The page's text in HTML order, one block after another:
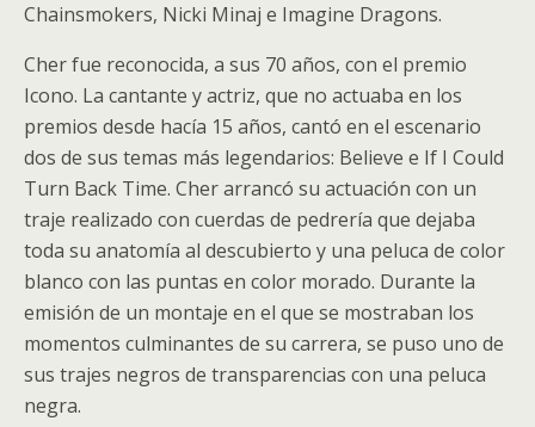
Chainsmokers, Nicki Minaj e Imagine Dragons.
Cher fue reconocida, a sus 70 años, con el premio
Icono. La cantante y actriz, que no actuaba en los
premios desde hacía 15 años, cantó en el escenario
dos de sus temas más legendarios: Believe e If I Could
Turn Back Time. Cher arrancó su actuación con un
traje realizado con cuerdas de pedrería que dejaba
toda su anatomía al descubierto y una peluca de color
blanco con las puntas en color morado. Durante la
emisión de un montaje en el que se mostraban los
momentos culminantes de su carrera, se puso uno de
sus trajes negros de transparencias con una peluca
negra.